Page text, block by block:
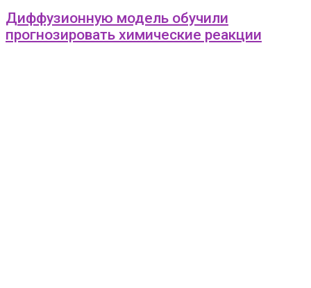
Диффузионную модель обучили
прогнозировать химические реакции